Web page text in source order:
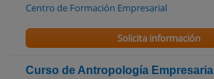
Centro de Formación Empresarial
Solicita información
Curso de Antropología Empresarial